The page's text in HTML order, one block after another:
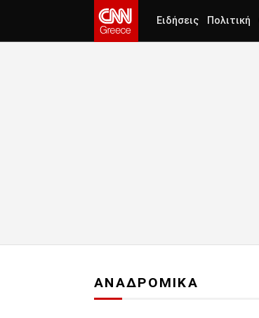
Ειδήσεις Πολιτική
ΑΝΑΔΡΟΜΙΚΑ